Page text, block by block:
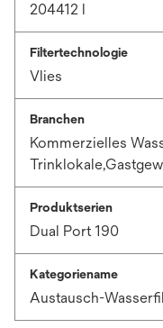
204412 l
Filtertechnologie
Vlies
Branchen
Kommerzielles
Produktserien
Dual Port 190
Kategoriename
Austausch-